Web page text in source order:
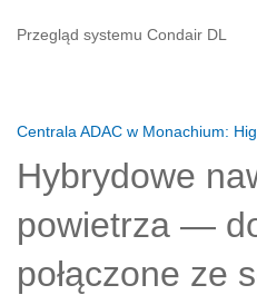
Przegląd systemu Condair DL
Centrala ADAC w Monachium:
Hybrydowe
powietrza —
połączone ze